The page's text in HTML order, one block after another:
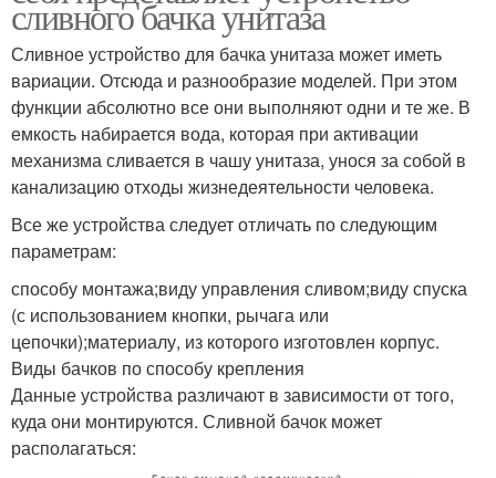
сливного бачка унитаза
Сливное устройство для бачка унитаза может иметь
вариации. Отсюда и разнообразие моделей. При этом
функции абсолютно все они выполняют одни и те же. В
емкость набирается вода, которая при активации
механизма сливается в чашу унитаза, унося за собой в
канализацию отходы жизнедеятельности человека.
Все же устройства следует отличать по следующим
параметрам:
способу монтажа;виду управления сливом;виду спуска
(с использованием кнопки, рычага или
цепочки);материалу, из которого изготовлен корпус.
Виды бачков по способу крепления
Данные устройства различают в зависимости от того,
куда они монтируются. Сливной бачок может
располагаться: